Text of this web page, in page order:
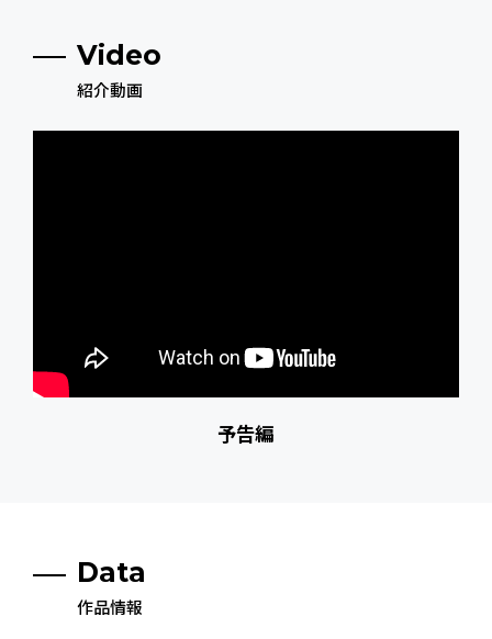
Video
紹介動画
予告編
Data
作品情報